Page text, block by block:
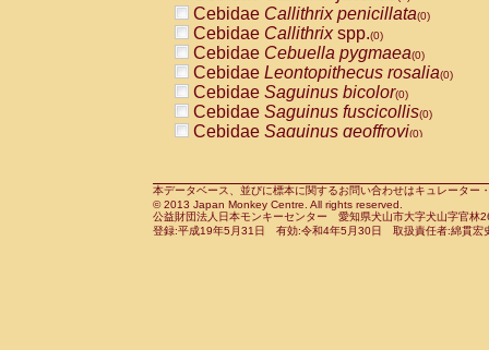
PitheciidaePithecia pithecia(0)
CercopithecidaeCercocebus agilis
CercopithecidaeCercocebus
CercopithecidaeCercocebus
CercopithecidaeCercocebus
CercopithecidaeCercocebus
CercopithecidaeCercocebushybrid
CercopithecidaePapio anubis(0)
CercopithecidaePapio cynocephalus
CercopithecidaePapio hamadryas(0)
Cebidae Callithrix penicillata(0)
Cebidae Callithrixspp.(0)
Cebidae Cebuella pygmaea(0)
Cebidae Leontopithecus rosalia(0)
Cebidae Saguinus bicolor(0)
Cebidae Saguinus fuscicollis(0)
Cebidae Saguinus geoffroyi(0)
CebidaeSaguinus leucopus(0)
CebidaeSaguinus midas(0)
Cebidae Saguinus mystax(0)
本データベース、並びに標本に関するお問い合わせはキュレータ
© 2013 Japan Monkey Centre. All rights reserved.
公益財団法人日本モンキーセンター 愛知県犬山市大字犬山字官
登録:平成19年5月31日 有効:令和4年5月30日 取扱責任者:綿貫宏